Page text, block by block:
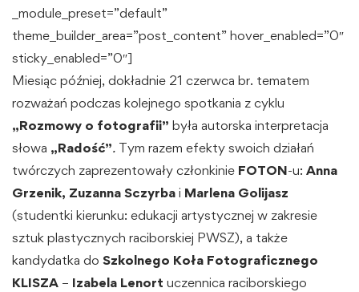
_module_preset=”default”
theme_builder_area=”post_content” hover_enabled=”0″
sticky_enabled=”0″]
Miesiąc później, dokładnie 21 czerwca br. tematem
rozważań podczas kolejnego spotkania z cyklu
„Rozmowy o fotografii” była autorska interpretacja
słowa „Radość”. Tym razem efekty swoich działań
twórczych zaprezentowały członkinie FOTON-u: Anna
Grzenik, Zuzanna Sczyrba i Marlena Golijasz
(studentki kierunku: edukacji artystycznej w zakresie
sztuk plastycznych raciborskiej PWSZ), a także
kandydatka do Szkolnego Koła Fotograficznego
KLISZA – Izabela Lenort uczennica raciborskiego